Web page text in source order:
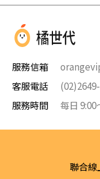
服務信箱
客服電話
服務時間
每日 9:00
聯合線